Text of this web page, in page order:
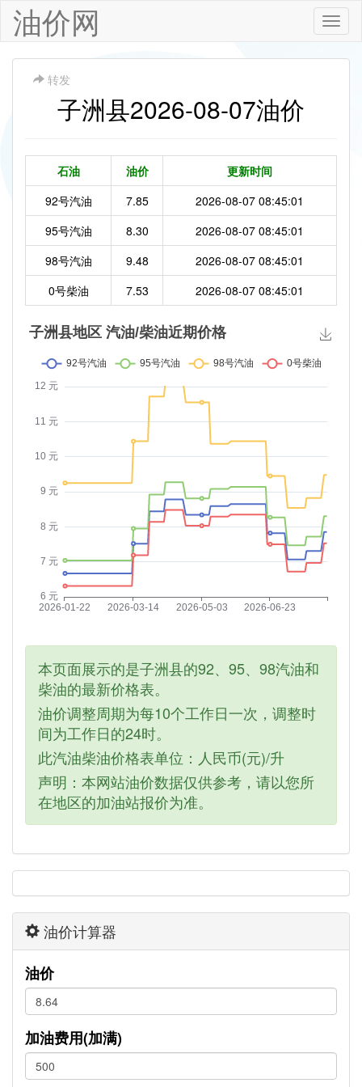
油价网
Toggle
转发
子洲县2026-08-07油价
石油 油价
更新时间
92号汽油
7.85
2026-08-07 08:45:01
95号汽油
8.30
2026-08-07 08:45:01
98号汽油
9.48
2026-08-07 08:45:01
0号柴油
7.53 2026-08-07 08:45:01
本页面展示的是子洲县的92、95、98汽油和
柴油的最新价格表。
油价调整周期为每10个工作日一次，调整时
间为工作日的24时。
此汽油柴油价格表单位：人民币(元)/升
声明：本网站油价数据仅供参考，请以您所
在地区的加油站报价为准。
油价计算器
油价
加油费用(加满)